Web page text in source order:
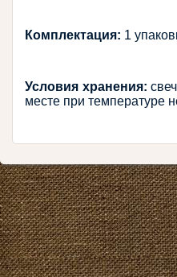
Комплектация: 1
Условия хранения:
месте при температуре